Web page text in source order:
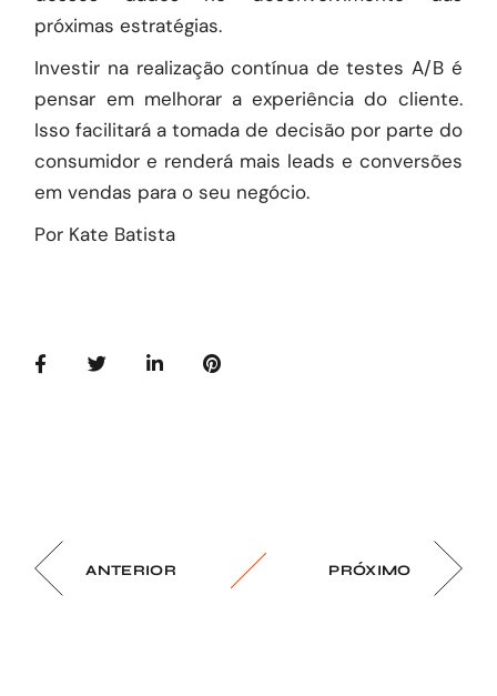
próximas estratégias.
Investir na realização contínua de testes A/B é
pensar em melhorar a experiência do cliente.
Isso facilitará a tomada de decisão por parte do
consumidor e renderá mais leads e conversões
em vendas para o seu negócio.
Por Kate Batista
ANTERIOR PRÓXIMO